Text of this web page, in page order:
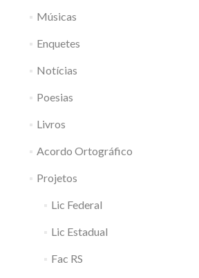
Músicas
Enquetes
Notícias
Poesias
Livros
Acordo Ortográfico
Projetos
Lic Federal
Lic Estadual
Fac RS